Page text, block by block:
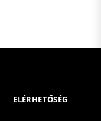
ELÉRHETŐSÉG